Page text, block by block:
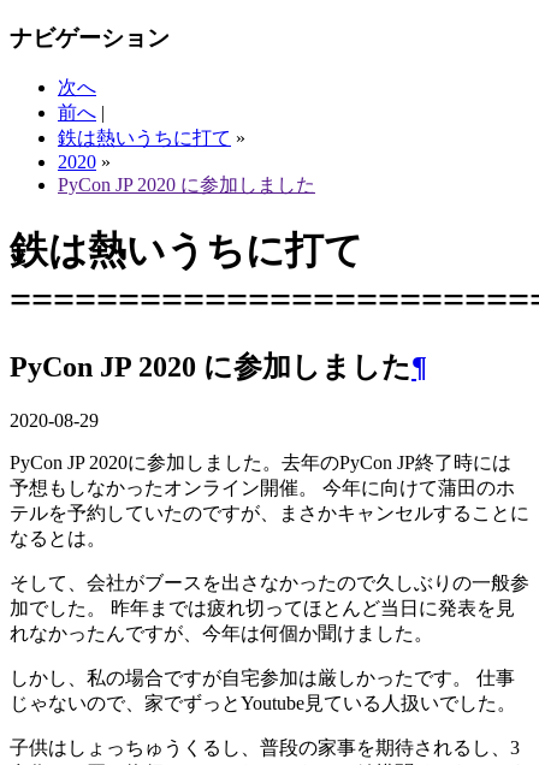
ナビゲーション
次へ
前へ |
鉄は熱いうちに打て »
2020 »
PyCon JP 2020 に参加しました
鉄は熱いうちに打て
PyCon JP 2020 に参加しました¶
2020-08-29
PyCon JP 2020に参加しました。去年のPyCon JP終了時には
予想もしなかったオンライン開催。 今年に向けて蒲田のホ
テルを予約していたのですが、まさかキャンセルすることに
なるとは。
そして、会社がブースを出さなかったので久しぶりの一般参
加でした。 昨年までは疲れ切ってほとんど当日に発表を見
れなかったんですが、今年は何個か聞けました。
しかし、私の場合ですが自宅参加は厳しかったです。 仕事
じゃないので、家でずっとYoutube見ている人扱いでした。
子供はしょっちゅうくるし、普段の家事を期待されるし、3